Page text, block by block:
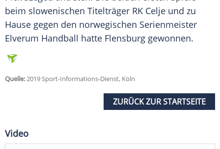
beim slowenischen Titelträger RK Celje und zu
Hause gegen den norwegischen Serienmeister
Elverum Handball hatte Flensburg gewonnen.
Quelle:2019 Sport-Informations-Dienst, Köln
ZURÜCK ZUR STARTSEITE
Video